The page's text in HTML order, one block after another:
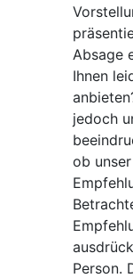
Absage
Ihnen
jedoch
ob
Person.